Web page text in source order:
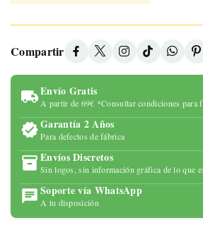
Compartir
Envío Gratis
A partir de 69€ *Consultar condiciones para
Garantía 2 Años
Para defectos de fábrica
Envíos Discretos
Sin logos, sin información gráfica de lo que
Soporte vía WhatsApp
A tu disposición